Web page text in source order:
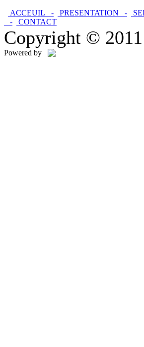
ACCEUIL - PRESENTATION -
-
CONTACT
Copyright ©
Powered by